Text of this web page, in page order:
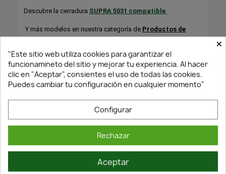
Descubre la cerradura SUPRA 5031 compatible
Y más modelos en nuestra categoría de Productos de
cerrajería donde podrás encontrar también la Serie Mega
👉ConsultaFichas Técnicasy descubre todas las
características, medidas y ventajas de este producto.
biométrico reducen considerablemente el uso de
llaves físicas y permiten gestionar accesos
temporales o remotos, algo especialmente
valorado en apartamentos turísticos y oficinas
×
"Este sitio web utiliza cookies para garantizar el
funcionamineto del sitio y mejorar tu experiencia. Al hacer
clic en "Aceptar", consientes el uso de todas las cookies.
Puedes cambiar tu configuración en cualquier momento"
Configurar
Rechazar
Aceptar